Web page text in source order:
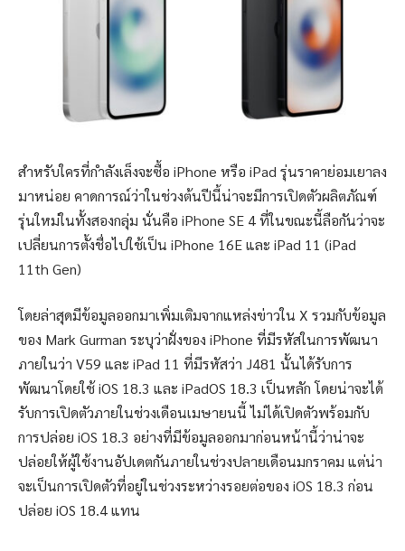
สำหรับใครที่กำลังเล็งจะซื้อ iPhone หรือ iPad รุ่นราคาย่อมเยาลง
มาหน่อย คาดการณ์ว่าในช่วงต้นปีนี้น่าจะมีการเปิดตัวผลิตภัณฑ์
รุ่นใหม่ในทั้งสองกลุ่ม นั่นคือ iPhone SE 4 ที่ในขณะนี้ลือกันว่าจะ
เปลี่ยนการตั้งชื่อไปใช้เป็น iPhone 16E และ iPad 11 (iPad
11th Gen)
โดยล่าสุดมีข้อมูลออกมาเพิ่มเติมจากแหล่งข่าวใน X รวมกับข้อมูล
ของ Mark Gurman ระบุว่าฝั่งของ iPhone ที่มีรหัสในการพัฒนา
ภายในว่า V59 และ iPad 11 ที่มีรหัสว่า J481 นั้นได้รับการ
พัฒนาโดยใช้ iOS 18.3 และ iPadOS 18.3 เป็นหลัก โดยน่าจะได้
รับการเปิดตัวภายในช่วงเดือนเมษายนนี้ ไม่ได้เปิดตัวพร้อมกับ
การปล่อย iOS 18.3 อย่างที่มีข้อมูลออกมาก่อนหน้านี้ว่าน่าจะ
ปล่อยให้ผู้ใช้งานอัปเดตกันภายในช่วงปลายเดือนมกราคม แต่น่า
จะเป็นการเปิดตัวที่อยู่ในช่วงระหว่างรอยต่อของ iOS 18.3 ก่อน
ปล่อย iOS 18.4 แทน